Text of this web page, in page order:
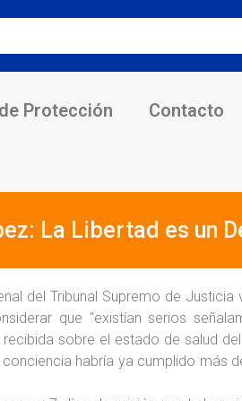
Protección Contacto
La Libertad es un
del Tribunal Supremo de
que “existían serios
sobre el estado de salud
habría ya cumplido más